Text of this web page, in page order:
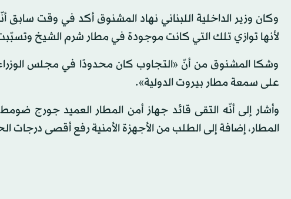
وكان وزير الداخلية اللبناني نهاد المشنوق أكد في وقت سابق
لأنها توازي تلك التي كانت موجودة في مطار شرم الشيخ
وشكا المشنوق من أنّ «التجاوب كان محدودًا في مجلس الوزراء
على سمعة مطار بيروت الدولية».
وأشار إلى أنّه التقى قائد جهاز أمن المطار العميد جورج
المطار، إضافة إلى الطلب من الأجهزة الأمنية رفع أقصى درجات